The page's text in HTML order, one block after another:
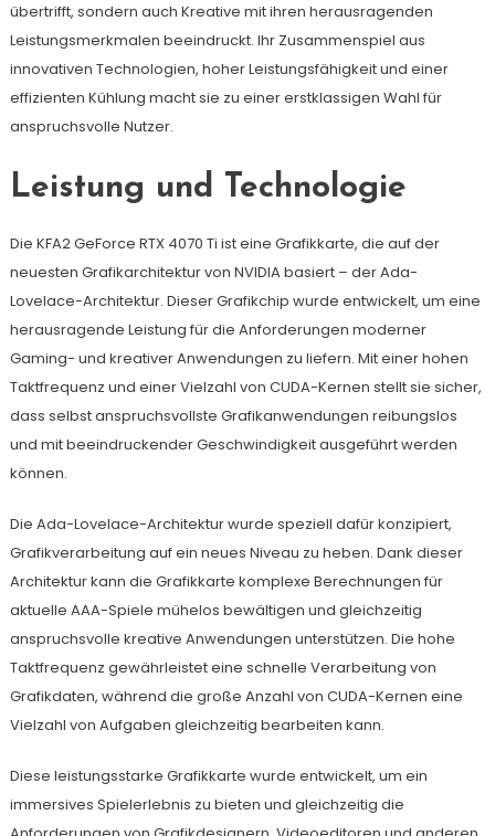
übertrifft, sondern auch Kreative mit ihren herausragenden
Leistungsmerkmalen beeindruckt. Ihr Zusammenspiel aus
innovativen Technologien, hoher Leistungsfähigkeit und einer
effizienten Kühlung macht sie zu einer erstklassigen Wahl für
anspruchsvolle Nutzer.
Leistung und Technologie
Die KFA2 GeForce RTX 4070 Ti ist eine Grafikkarte, die auf der
neuesten Grafikarchitektur von NVIDIA basiert – der Ada-
Lovelace-Architektur. Dieser Grafikchip wurde entwickelt, um eine
herausragende Leistung für die Anforderungen moderner
Gaming- und kreativer Anwendungen zu liefern. Mit einer hohen
Taktfrequenz und einer Vielzahl von CUDA-Kernen stellt sie sicher,
dass selbst anspruchsvollste Grafikanwendungen reibungslos
und mit beeindruckender Geschwindigkeit ausgeführt werden
können.
Die Ada-Lovelace-Architektur wurde speziell dafür konzipiert,
Grafikverarbeitung auf ein neues Niveau zu heben. Dank dieser
Architektur kann die Grafikkarte komplexe Berechnungen für
aktuelle AAA-Spiele mühelos bewältigen und gleichzeitig
anspruchsvolle kreative Anwendungen unterstützen. Die hohe
Taktfrequenz gewährleistet eine schnelle Verarbeitung von
Grafikdaten, während die große Anzahl von CUDA-Kernen eine
Vielzahl von Aufgaben gleichzeitig bearbeiten kann.
Diese leistungsstarke Grafikkarte wurde entwickelt, um ein
immersives Spielerlebnis zu bieten und gleichzeitig die